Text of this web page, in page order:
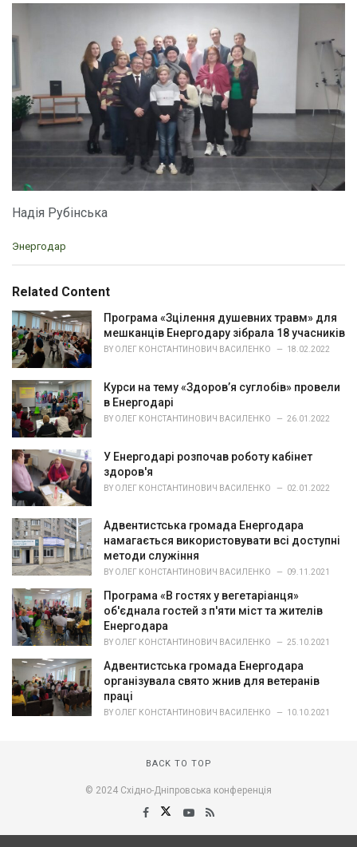
Надія Рубінська
C
e
o
r
i
e
:
Энергодар
Related Content
Програма «Зцілення душевних травм» для
мешканців Енергодару зібрала 18 учасників
BY ОЛЕГ КОНСТАНТИНОВИЧ ВАСИЛЕНКО 18.02.2022
Курси на тему «Здоров’я суглобів» провели
в Енергодарі
BY ОЛЕГ КОНСТАНТИНОВИЧ ВАСИЛЕНКО 26.01.2022
У Енергодарі розпочав роботу кабінет
здоров'я
BY ОЛЕГ КОНСТАНТИНОВИЧ ВАСИЛЕНКО 02.01.2022
Адвентистська громада Енергодара
намагається використовувати всі доступні
методи служіння
BY ОЛЕГ КОНСТАНТИНОВИЧ ВАСИЛЕНКО 09.11.2021
Програма «В гостях у вегетаріанця»
об'єднала гостей з п'яти міст та жителів
Енергодара
BY ОЛЕГ КОНСТАНТИНОВИЧ ВАСИЛЕНКО 25.10.2021
Адвентистська громада Енергодара
організувала свято жнив для ветеранів
праці
BY ОЛЕГ КОНСТАНТИНОВИЧ ВАСИЛЕНКО 10.10.2021
BACK TO TOP
© 2024 Східно-Дніпровська конференція